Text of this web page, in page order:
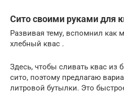
Сито своими руками для
Развивая тему, вспомнил как
хлебный квас .
Здесь, чтобы сливать квас из
сито, поэтому предлагаю
литровой бутылки. Это